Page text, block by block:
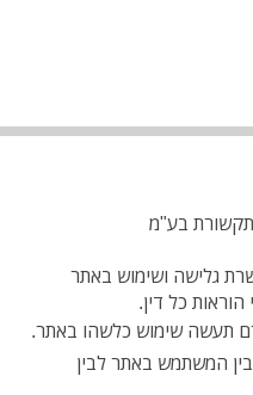
בע"מ
גלישה ושימוש באתר
כל דין.
תעשה שימוש כלשהו באתר.
המשתמש באתר לבין